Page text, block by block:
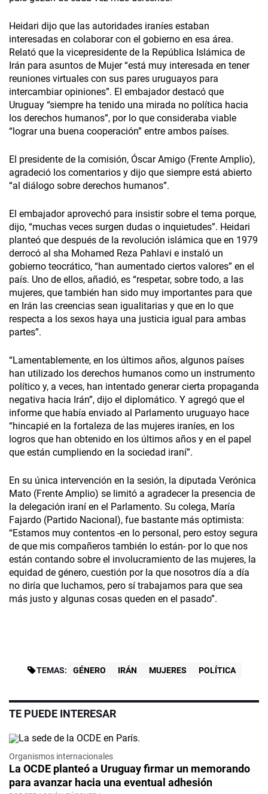
Heidari dijo que las autoridades iraníes estaban
interesadas en colaborar con el gobierno en esa área.
Relató que la vicepresidente de la República Islámica de
Irán para asuntos de Mujer “está muy interesada en tener
reuniones virtuales con sus pares uruguayos para
intercambiar opiniones”. El embajador destacó que
Uruguay “siempre ha tenido una mirada no política hacia
los derechos humanos”, por lo que consideraba viable
“lograr una buena cooperación” entre ambos países.
El presidente de la comisión, Óscar Amigo (Frente Amplio),
agradeció los comentarios y dijo que siempre está abierto
“al diálogo sobre derechos humanos”.
El embajador aprovechó para insistir sobre el tema porque,
dijo, “muchas veces surgen dudas o inquietudes”. Heidari
planteó que después de la revolución islámica que en 1979
derrocó al sha Mohamed Reza Pahlavi e instaló un
gobierno teocrático, “han aumentado ciertos valores” en el
país. Uno de ellos, añadió, es “respetar, sobre todo, a las
mujeres, que también han sido muy importantes para que
en Irán las creencias sean igualitarias y que en lo que
respecta a los sexos haya una justicia igual para ambas
partes”.
“Lamentablemente, en los últimos años, algunos países
han utilizado los derechos humanos como un instrumento
político y, a veces, han intentado generar cierta propaganda
negativa hacia Irán”, dijo el diplomático. Y agregó que el
informe que había enviado al Parlamento uruguayo hace
“hincapié en la fortaleza de las mujeres iraníes, en los
logros que han obtenido en los últimos años y en el papel
que están cumpliendo en la sociedad iraní”.
En su única intervención en la sesión, la diputada Verónica
Mato (Frente Amplio) se limitó a agradecer la presencia de
la delegación iraní en el Parlamento. Su colega, María
Fajardo (Partido Nacional), fue bastante más optimista:
“Estamos muy contentos -en lo personal, pero estoy segura
de que mis compañeros también lo están- por lo que nos
están contando sobre el involucramiento de las mujeres, la
equidad de género, cuestión por la que nosotros día a día
no diría que luchamos, pero sí trabajamos para que sea
más justo y algunas cosas queden en el pasado”.
TEMAS: GÉNERO IRÁN MUJERES POLÍTICA
TE PUEDE INTERESAR
Organismos internacionales
La OCDE planteó a Uruguay firmar un memorando
para avanzar hacia una eventual adhesión